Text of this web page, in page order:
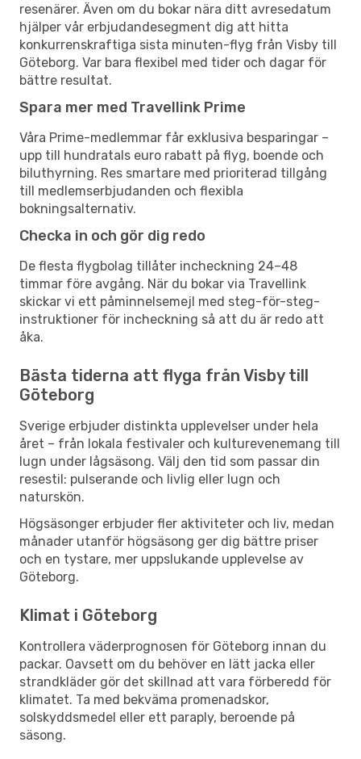
resenärer. Även om du bokar nära ditt avresedatum
hjälper vår erbjudandesegment dig att hitta
konkurrenskraftiga sista minuten-flyg från Visby till
Göteborg. Var bara flexibel med tider och dagar för
bättre resultat.
Spara mer med Travellink Prime
Våra Prime-medlemmar får exklusiva besparingar –
upp till hundratals euro rabatt på flyg, boende och
biluthyrning. Res smartare med prioriterad tillgång
till medlemserbjudanden och flexibla
bokningsalternativ.
Checka in och gör dig redo
De flesta flygbolag tillåter incheckning 24–48
timmar före avgång. När du bokar via Travellink
skickar vi ett påminnelsemejl med steg-för-steg-
instruktioner för incheckning så att du är redo att
åka.
Bästa tiderna att flyga från Visby till
Göteborg
Sverige erbjuder distinkta upplevelser under hela
året – från lokala festivaler och kulturevenemang till
lugn under lågsäsong. Välj den tid som passar din
resestil: pulserande och livlig eller lugn och
naturskön.
Högsäsonger erbjuder fler aktiviteter och liv, medan
månader utanför högsäsong ger dig bättre priser
och en tystare, mer uppslukande upplevelse av
Göteborg.
Klimat i Göteborg
Kontrollera väderprognosen för Göteborg innan du
packar. Oavsett om du behöver en lätt jacka eller
strandkläder gör det skillnad att vara förberedd för
klimatet. Ta med bekväma promenadskor,
solskyddsmedel eller ett paraply, beroende på
säsong.